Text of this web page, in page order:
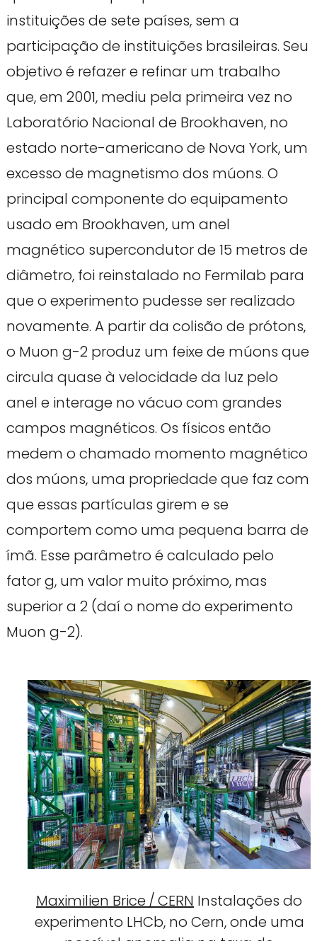
instituições de sete países, sem a
participação de instituições brasileiras. Seu
objetivo é refazer e refinar um trabalho
que, em 2001, mediu pela primeira vez no
Laboratório Nacional de Brookhaven, no
estado norte-americano de Nova York, um
excesso de magnetismo dos múons. O
principal componente do equipamento
usado em Brookhaven, um anel
magnético supercondutor de 15 metros de
diâmetro, foi reinstalado no Fermilab para
que o experimento pudesse ser realizado
novamente. A partir da colisão de prótons,
o Muon g-2 produz um feixe de múons que
circula quase à velocidade da luz pelo
anel e interage no vácuo com grandes
campos magnéticos. Os físicos então
medem o chamado momento magnético
dos múons, uma propriedade que faz com
que essas partículas girem e se
comportem como uma pequena barra de
ímã. Esse parâmetro é calculado pelo
fator g, um valor muito próximo, mas
superior a 2 (daí o nome do experimento
Muon g-2).
Maximilien Brice / CERN Instalações do
experimento LHCb, no Cern, onde uma